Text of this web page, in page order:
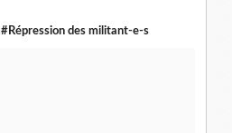
#Répression des militant-e-s